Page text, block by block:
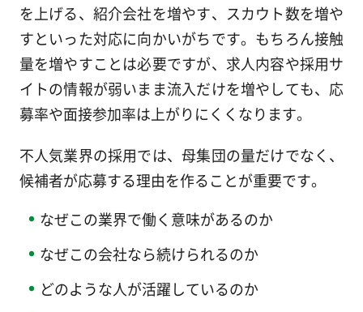
を上げる、紹介会社を増やす、スカウト数を増や
すといった対応に向かいがちです。もちろん接触
量を増やすことは必要ですが、求人内容や採用サ
イトの情報が弱いまま流入だけを増やしても、応
募率や面接参加率は上がりにくくなります。
不人気業界の採用では、母集団の量だけでなく、
候補者が応募する理由を作ることが重要です。
なぜこの業界で働く意味があるのか
なぜこの会社なら続けられるのか
どのような人が活躍しているのか